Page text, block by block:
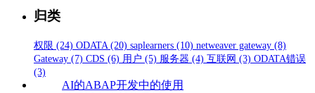
归类
权限 (24) ODATA(20) saplearners (10) netweaver gateway (8)
Gateway (7) CDS (6) 用户 (5) 服务器 (4) 互联网 (3) ODATA错误
(3)
AI的ABAP开发中的使用